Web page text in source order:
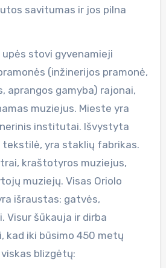
savitumas ir jos pilna
stovi gyvenamieji
(inžinerijos pramonė,
aprangos gamyba) rajonai,
muziejus. Mieste yra
institutai. Išvystyta
tekstilė, yra staklių fabrikas.
kraštotyros muziejus,
muziejų. Visas Oriolo
išraustas: gatvės,
Visur šūkauja ir dirba
kad iki būsimo 450 metų
blizgėtų: